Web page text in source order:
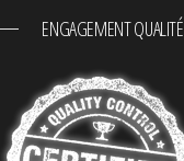
ENGAGEMENT QUALITÉ